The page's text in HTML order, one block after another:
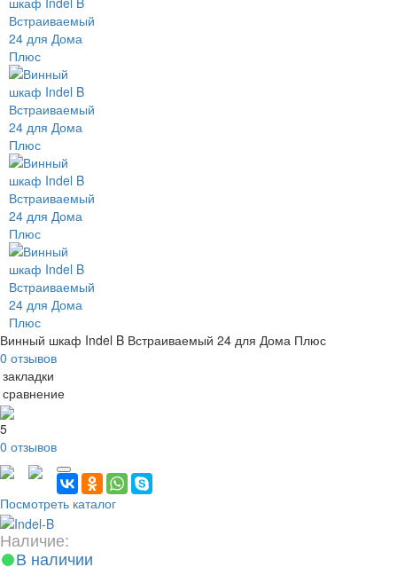
Винный шкаф Indel B Встраиваемый 24 для Дома Плюс
0 отзывов
5
0 отзывов
Посмотреть каталог
Наличие:
В наличии